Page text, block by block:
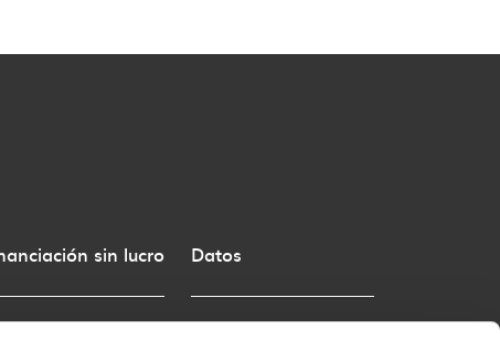
sin lucro Datos